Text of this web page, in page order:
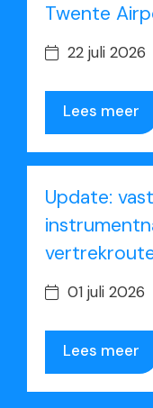
Twente
22 juli 2026
Lees meer
Update:
01 juli 2026
Lees meer